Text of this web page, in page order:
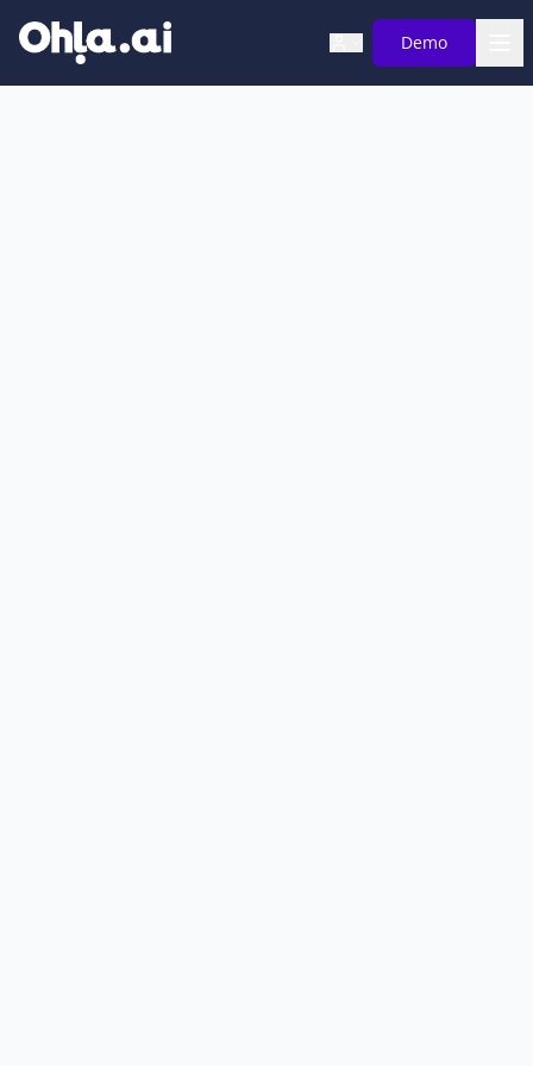
Saltar al contenido principal
Demo